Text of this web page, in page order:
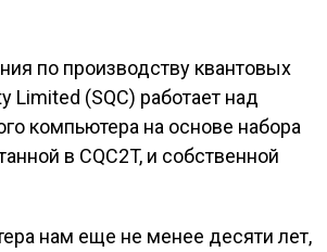
по производству квантовых
Limited (SQC) работает над
компьютера на основе набора
в CQC2T, и собственной
нам еще не менее десяти лет,